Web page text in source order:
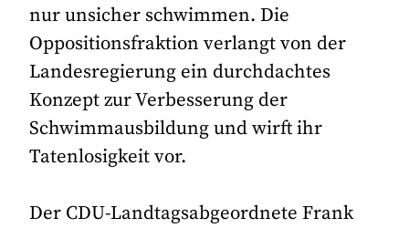
nur unsicher schwimmen. Die
Oppositionsfraktion verlangt von der
Landesregierung ein durchdachtes
Konzept zur Verbesserung der
Schwimmausbildung und wirft ihr
Tatenlosigkeit vor.
Der CDU-Landtagsabgeordnete Frank